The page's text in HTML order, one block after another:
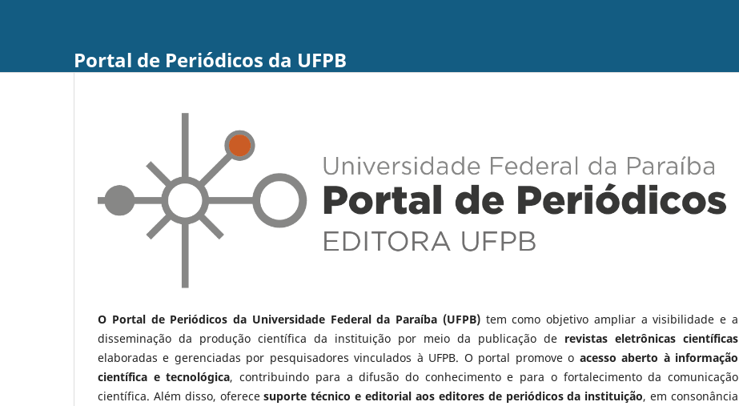
Portal de Periódicos da UFPB
O Portal de Periódicos da Universidade Federal da Paraíba (UFPB)tem como objetivo ampliar a visibilidade e a
disseminação da produção científica da instituição por meio da publicação de revistas eletrônicas científicas
elaboradas e gerenciadas por pesquisadores vinculados à UFPB. O portal promove o acesso aberto à informação
científica e tecnológica, contribuindo para a difusão do conhecimento e para o fortalecimento da comunicação
científica. Além disso, oferecesuporte técnico e editorial aos editores de periódicos da instituição, em consonância